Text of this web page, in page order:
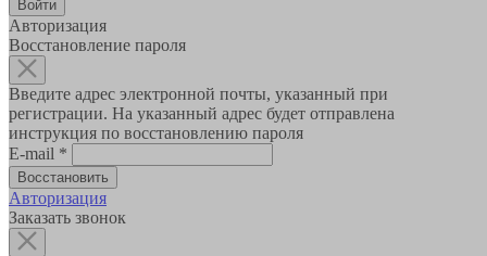
Авторизация
Восстановление пароля
Введите адрес электронной почты, указанный при
регистрации. На указанный адрес будет отправлена
инструкция по восстановлению пароля
E-mail *
Авторизация
Заказать звонок